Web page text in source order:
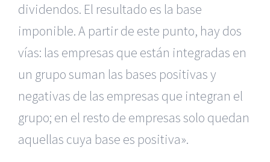
dividendos. El resultado es la base
imponible. A partir de este punto, hay dos
vías: las empresas que están integradas en
un grupo suman las bases positivas y
negativas de las empresas que integran el
grupo; en el resto de empresas solo quedan
aquellas cuya base es positiva».